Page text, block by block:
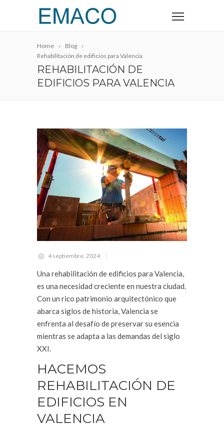
Home
Blog
Rehabilitación de edificios para Valencia
REHABILITACIÓN DE
EDIFICIOS PARA VALENCIA
4 septiembre, 2024
Una rehabilitación de edificios para Valencia,
es una necesidad creciente en nuestra ciudad.
Con un rico patrimonio arquitectónico que
abarca siglos de historia, Valencia se
enfrenta al desafío de preservar su esencia
mientras se adapta a las demandas del siglo
XXI.
HACEMOS
REHABILITACIÓN DE
EDIFICIOS EN
VALENCIA